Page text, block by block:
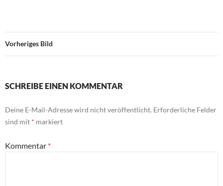
Vorheriges Bild
SCHREIBE EINEN KOMMENTAR
Deine E-Mail-Adresse wird nicht veröffentlicht. Erforderliche Felder
sind mit * markiert
Kommentar *